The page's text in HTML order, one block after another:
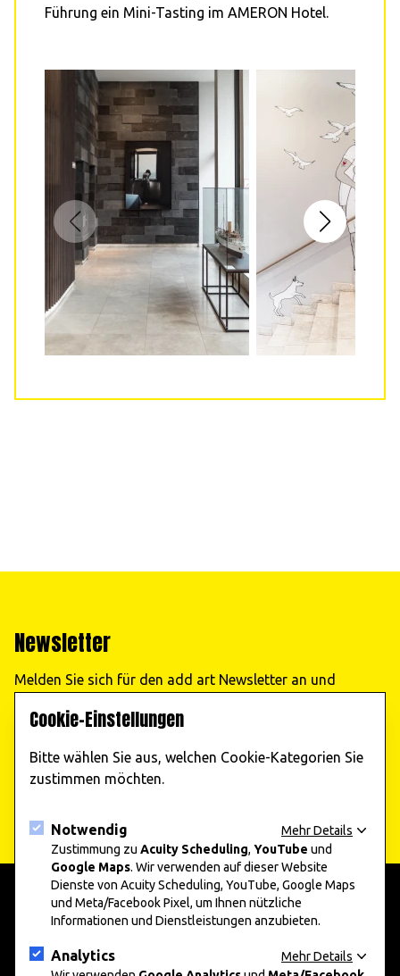
Führung ein Mini-Tasting im AMERON Hotel.
Newsletter
Melden Sie sich für den add art Newsletter an und
Veranstaltungen!
Jetzt abonnieren
add art 2025
Unternehmen und Kunst 2025
Informationen
Cookie-Einstellungen
Bitte wählen Sie aus, welchen Cookie-Kategorien Sie
zustimmen möchten.
Notwendig
Mehr Details
Zustimmung zu Acuity Scheduling, YouTube und
Google Maps. Wir verwenden auf dieser Website
Dienste von Acuity Scheduling, YouTube, Google Maps
und Meta/Facebook Pixel, um Ihnen nützliche
Informationen und Dienstleistungen anzubieten.
Analytics
Mehr Details